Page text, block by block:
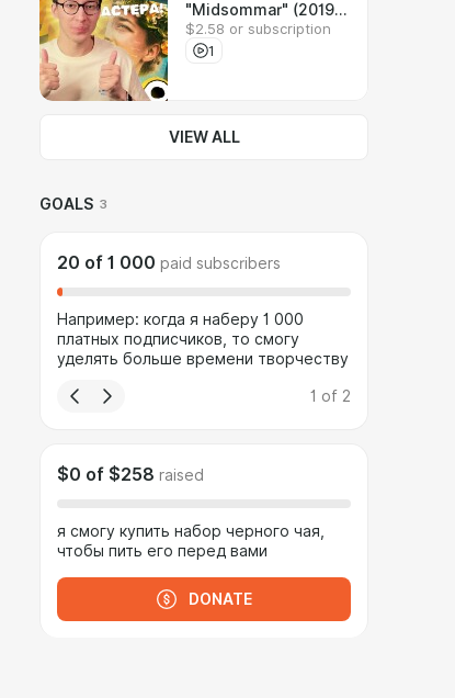
"Midsommar" (2019) |
Страшно хуёво..
$2.58 or subscription
1
VIEW ALL
GOALS 3
20 of 1 000 paid subscribers
Например: когда я наберу 1 000
платных подписчиков, то смогу
уделять больше времени творчеству
1 of 2
$0 of $258 raised
я смогу купить набор черного чая,
чтобы пить его перед вами
DONATE